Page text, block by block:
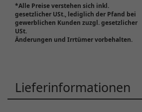
*Alle Preise verstehen sich inkl.
gesetzlicher USt., lediglich der Pfand bei
gewerblichen Kunden zuzgl. gesetzlicher
USt.
Änderungen und Irrtümer vorbehalten.
Lieferinformationen